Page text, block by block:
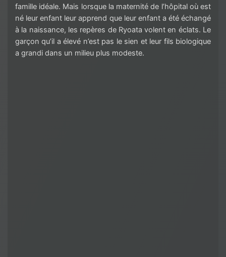
famille idéale. Mais lorsque la maternité de l’hôpital où est
né leur enfant leur apprend que leur enfant a été échangé
à la naissance, les repères de Ryoata volent en éclats. Le
garçon qu’il a élevé n’est pas le sien et leur fils biologique
a grandi dans un milieu plus modeste.